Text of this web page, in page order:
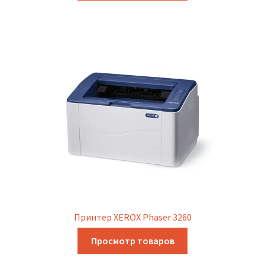
Принтер XEROX Phaser 3260
Просмотр товаров